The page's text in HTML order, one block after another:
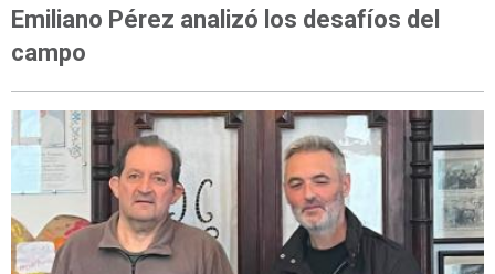
Emiliano Pérez analizó los desafíos del
campo